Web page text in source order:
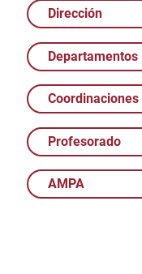
Dirección
Departamentos
Coordinaciones
Profesorado
AMPA